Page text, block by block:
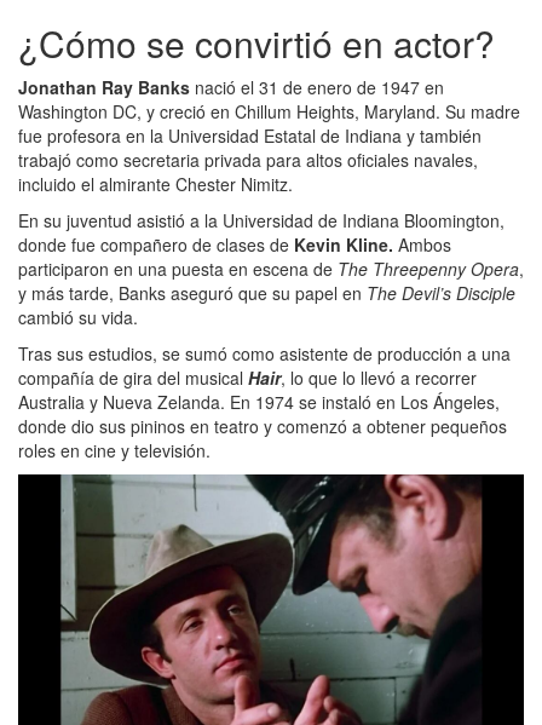
¿Cómo se convirtió en actor?
Jonathan Ray Banks nació el 31 de enero de 1947 en
Washington DC, y creció en Chillum Heights, Maryland. Su madre
fue profesora en la Universidad Estatal de Indiana y también
trabajó como secretaria privada para altos oficiales navales,
incluido el almirante Chester Nimitz.
En su juventud asistió a la Universidad de Indiana Bloomington,
donde fue compañero de clases de Kevin Kline. Ambos
participaron en una puesta en escena de The Threepenny Opera,
y más tarde, Banks aseguró que su papel en The Devil’s Disciple
cambió su vida.
Tras sus estudios, se sumó como asistente de producción a una
compañía de gira del musical Hair, lo que lo llevó a recorrer
Australia y Nueva Zelanda. En 1974 se instaló en Los Ángeles,
donde dio sus pininos en teatro y comenzó a obtener pequeños
roles en cine y televisión.